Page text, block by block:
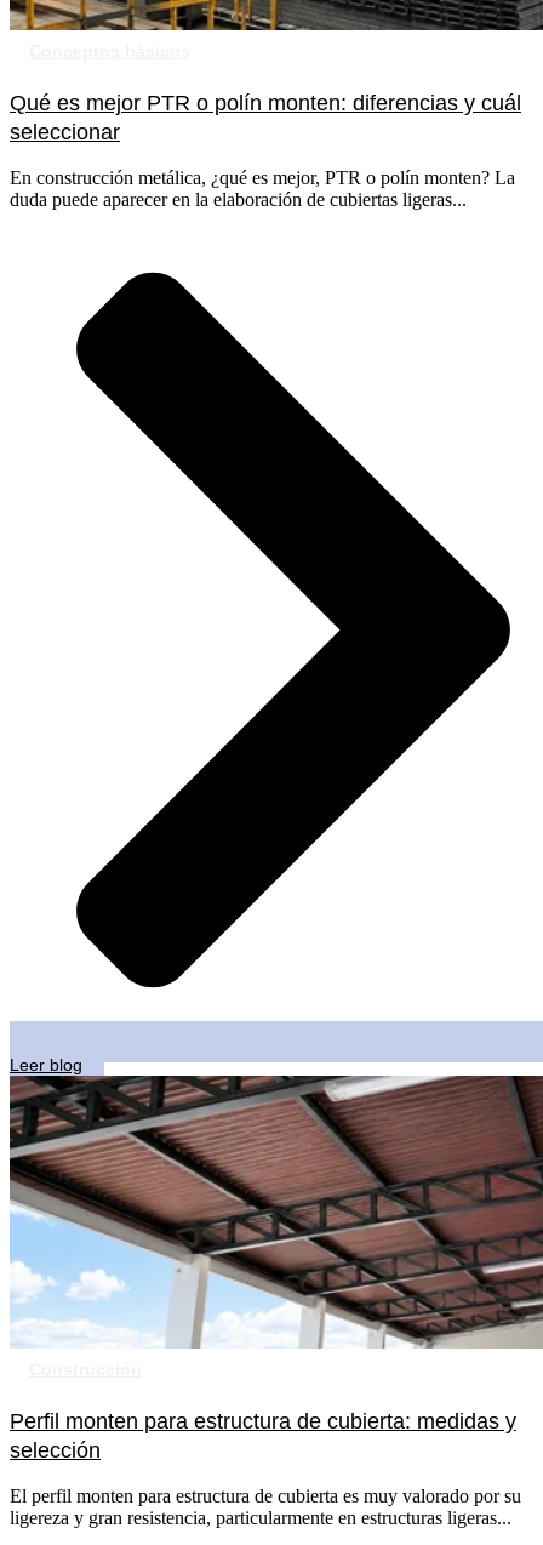
Qué es mejor PTR o polín monten: diferencias y cuál
seleccionar
En construcción metálica, ¿qué es mejor, PTR o polín monten? La
duda puede aparecer en la elaboración de cubiertas ligeras...
Leer blog
Perfil monten para estructura de cubierta: medidas y
selección
El perfil monten para estructura de cubierta es muy valorado por su
ligereza y gran resistencia, particularmente en estructuras ligeras...